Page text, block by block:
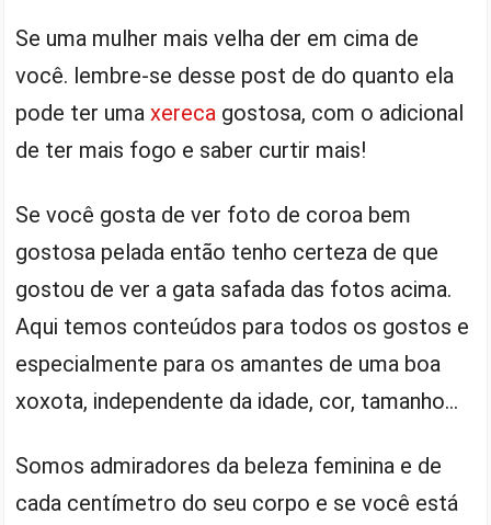
Se uma mulher mais velha der em cima de
você. lembre-se desse post de do quanto ela
pode ter umaxereca gostosa, com o adicional
de ter mais fogo e saber curtir mais!
Se você gosta de ver foto de coroa bem
gostosa pelada então tenho certeza de que
gostou de ver a gata safada das fotos acima.
Aqui temos conteúdos para todos os gostos e
especialmente para os amantes de uma boa
xoxota, independente da idade, cor, tamanho…
Somos admiradores da beleza feminina e de
cada centímetro do seu corpo e se você está